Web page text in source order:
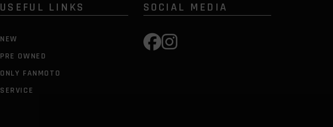
USEFUL LINKS
NEW
PRE OWNED
ONLY FANMOTO
SERVICE
SOCIAL MEDIA